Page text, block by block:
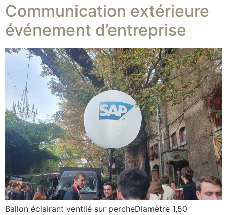
Communication extérieure
événement d’entreprise
Ballon éclairant ventilé sur percheDiamètre 1,50